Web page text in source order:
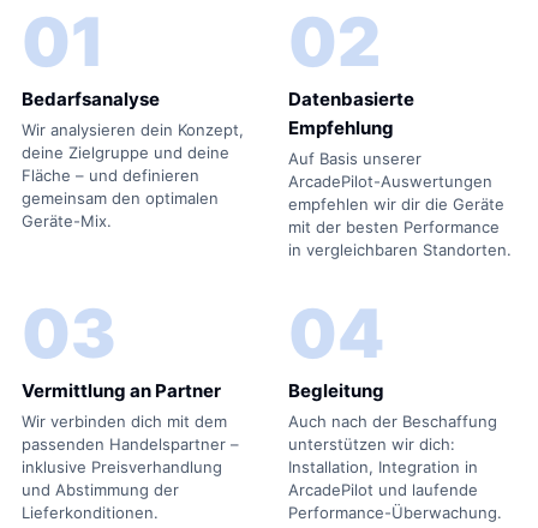
01
Bedarfsanalyse
Wir analysieren dein Konzept,
deine Zielgruppe und deine
Fläche – und definieren
gemeinsam den optimalen
Geräte-Mix.
02
Datenbasierte
Empfehlung
Auf Basis unserer
ArcadePilot-Auswertungen
empfehlen wir dir die Geräte
mit der besten Performance
in vergleichbaren Standorten.
03
Vermittlung an Partner
Wir verbinden dich mit dem
passenden Handelspartner –
inklusive Preisverhandlung
und Abstimmung der
Lieferkonditionen.
04
Begleitung
Auch nach der Beschaffung
unterstützen wir dich:
Installation, Integration in
ArcadePilot und laufende
Performance-Überwachung.